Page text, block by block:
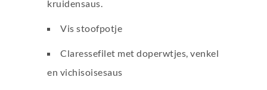
kruidensaus.
Vis stoofpotje
Claressefilet met doperwtjes, venkel
en vichisoisesaus